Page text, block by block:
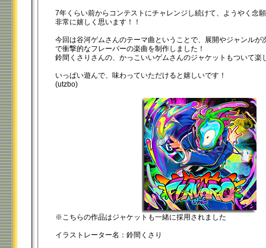
7年くらい前からコンテストにチャレンジし続けて、ようやく念
非常に嬉しく思います！！
今回は谷河ゲムさんのテーマ曲ということで、展開やジャンルが
で衝撃的なフレーバーの楽曲を制作しました！
鈴間くさりさんの、かっこいいゲムさんのジャケットもついて楽
いっぱい遊んで、味わっていただけると嬉しいです！
(utzbo)
※こちらの作品はジャケットも一緒に採用されました
イラストレーター名：鈴間くさり